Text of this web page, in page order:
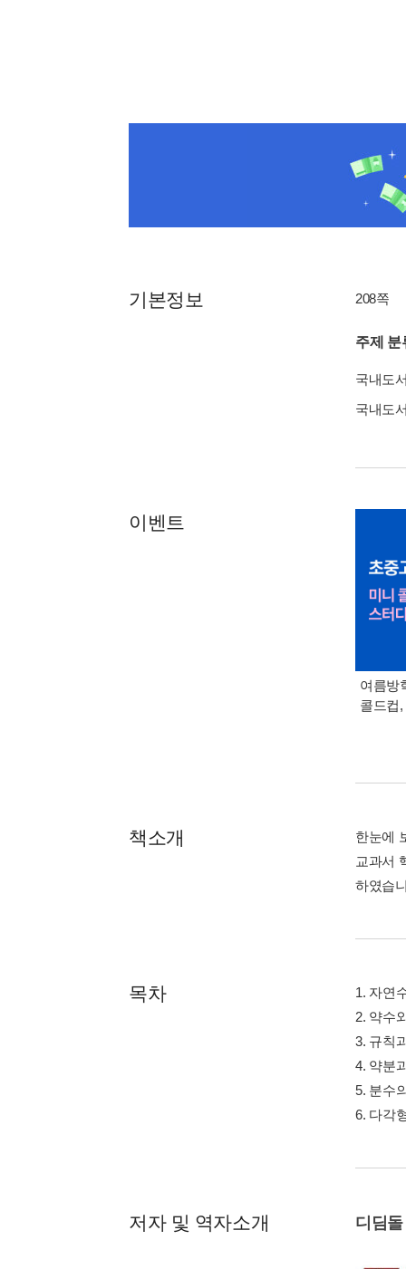
기본정보 208쪽
주제 분
국내도
국내도
이벤트
여름방
콜드컵
책소개
한눈에
교과서
하였습
목차
1. 자연
2. 약수
3. 규칙
4. 약분
5. 분수
6. 다각
저자 및 역자소개 디딤